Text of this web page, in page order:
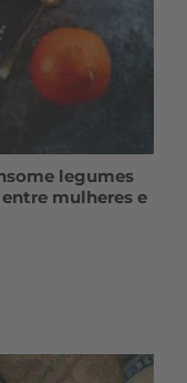
legumes
mulheres e